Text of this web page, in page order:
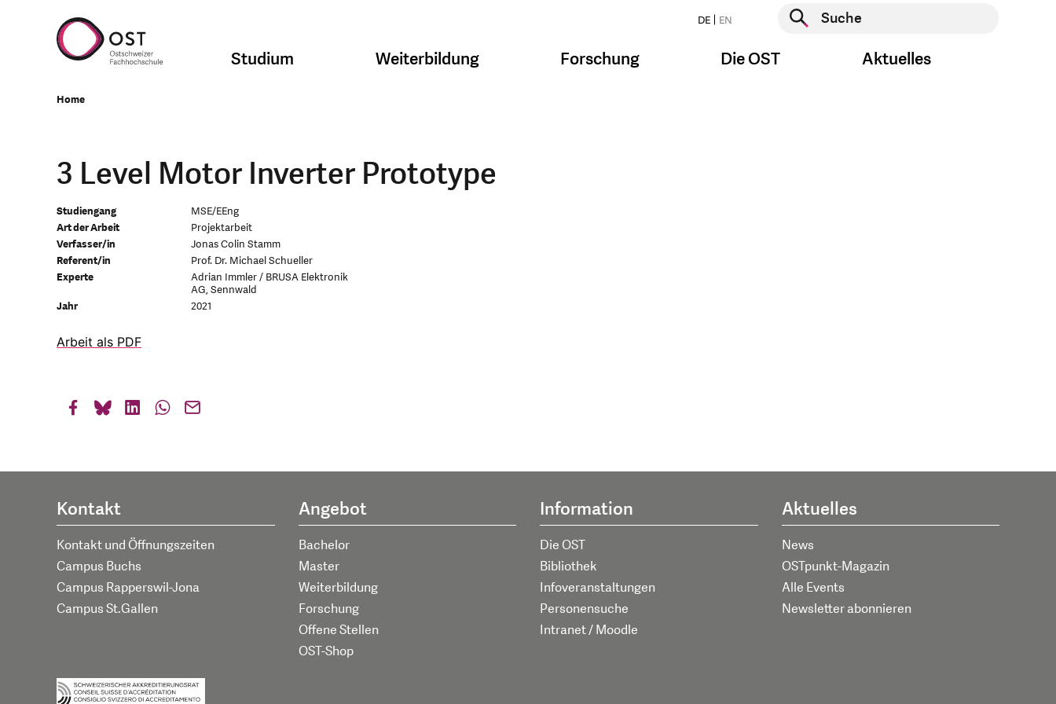
DE EN
Suche starten
Studium Weiterbildung Forschung Die OST Aktuelles
Home
3 Level Motor Inverter Prototype
Studiengang
MSE/EEng
Art der Arbeit
Projektarbeit
Verfasser/in
Jonas Colin Stamm
Referent/in
Prof. Dr. Michael Schueller
Experte
Adrian Immler / BRUSA Elektronik
AG, Sennwald
Jahr
2021
Arbeit als PDF
Kontakt
Kontakt und Öffnungszeiten
Campus Buchs
Campus Rapperswil-Jona
Campus St.Gallen
Angebot
Bachelor
Master
Weiterbildung
Forschung
Offene Stellen
OST-Shop
Information
Die OST
Bibliothek
Infoveranstaltungen
Personensuche
Intranet / Moodle
Aktuelles
News
OSTpunkt-Magazin
Alle Events
Newsletter abonnieren